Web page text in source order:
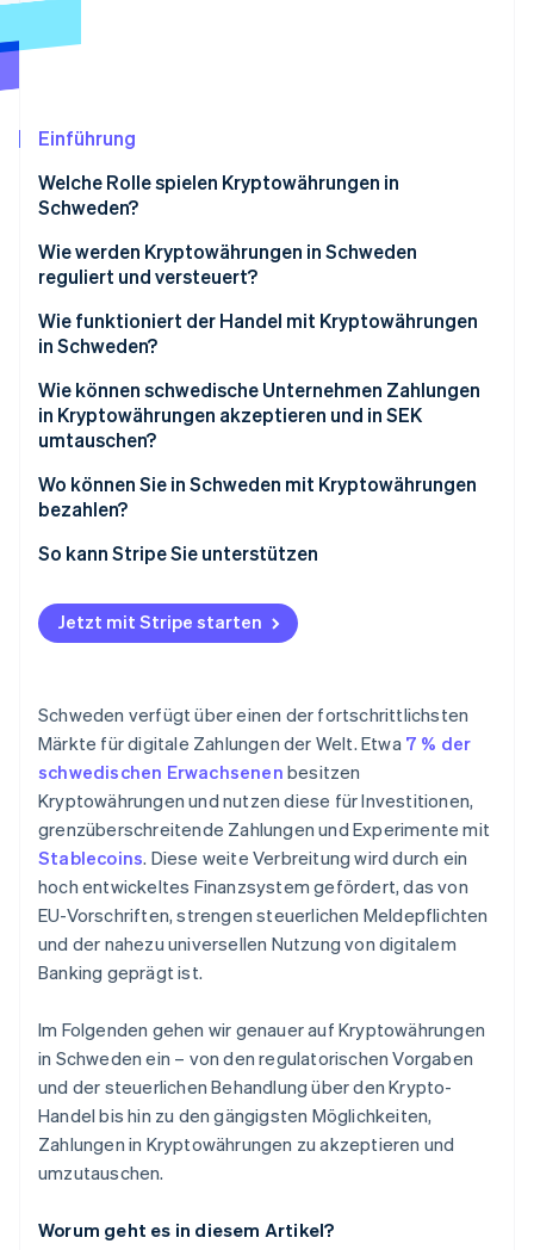
Betrugsprävention
Atlas
Online-Identitätsprüfung
Stripe-Sessions 2026
Erfahren Sie, wie Stripe Lösungen für die
Einführung
Welche Rolle spielen Kryptowährungen in
Schweden?
Wie werden Kryptowährungen in Schweden
reguliert und versteuert?
Anbieter von Krypto-Dienstleistungen benötigen
eine Lizenz
Anbieter von Krypto-Dienstleistungen müssen
strenge AML-Anforderungen erfüllen
Kundentransaktionsdaten weitergeben
versteuert
Das Ausgeben von Kryptowährungen ist ein
steuerpflichtiges Ereignis
Für Kryptowährungen gelten keine
Verbraucherschutzbestimmungen
Wie funktioniert der Handel mit Kryptowährungen
in Schweden?
Wie können schwedische Unternehmen Zahlungen
in Kryptowährungen akzeptieren und in SEK
umtauschen?
Wo können Sie in Schweden mit Kryptowährungen
bezahlen?
So kann Stripe Sie unterstützen
Jetzt mit Stripe starten
Schweden verfügt über einen der fortschrittlichsten
Märkte für digitale Zahlungen der Welt. Etwa 7 % der
schwedischen Erwachsenen besitzen
Kryptowährungen und nutzen diese für Investitionen,
grenzüberschreitende Zahlungen und Experimente mit
Stablecoins. Diese weite Verbreitung wird durch ein
hoch entwickeltes Finanzsystem gefördert, das von
EU-Vorschriften, strengen steuerlichen Meldepflichten
und der nahezu universellen Nutzung von digitalem
Banking geprägt ist.
Im Folgenden gehen wir genauer auf Kryptowährungen
in Schweden ein – von den regulatorischen Vorgaben
und der steuerlichen Behandlung über den Krypto-
Handel bis hin zu den gängigsten Möglichkeiten,
Zahlungen in Kryptowährungen zu akzeptieren und
umzutauschen.
Worum geht es in diesem Artikel?